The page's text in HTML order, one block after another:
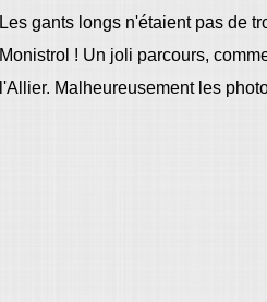
Les gants longs n'étaient pas de
Monistrol ! Un joli parcours,
l'Allier. Malheureusement les